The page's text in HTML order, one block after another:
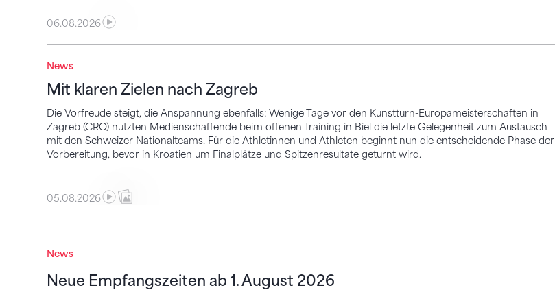
06.08.2026
News
Mit klaren Zielen nach Zagreb
Die Vorfreude steigt, die Anspannung ebenfalls: Wenige Tage vor den Kunstturn-Europameisterschaften in
Zagreb (CRO) nutzten Medienschaffende beim offenen Training in Biel die letzte Gelegenheit zum Austausch
mit den Schweizer Nationalteams. Für die Athletinnen und Athleten beginnt nun die entscheidende Phase der
Vorbereitung, bevor in Kroatien um Finalplätze und Spitzenresultate geturnt wird.
Mit klaren Zielen nach Zagreb
05.08.2026
News
Neue Empfangszeiten ab 1. August 2026